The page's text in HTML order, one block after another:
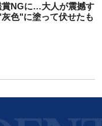
賞NGに…大人が震撼す
色"に塗って伏せたも